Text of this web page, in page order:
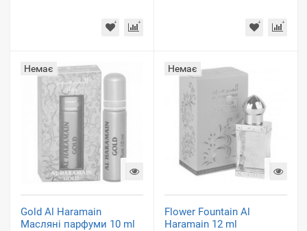
Немає
Gold Al Haramain
Масляні парфуми 10 ml
Немає
Flower Fountain Al
Haramain 12 ml